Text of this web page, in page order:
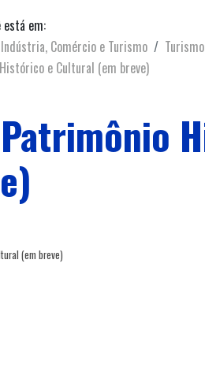
está em:
Comércio e Turismo Turismo
e Cultural (em breve)
(em breve)